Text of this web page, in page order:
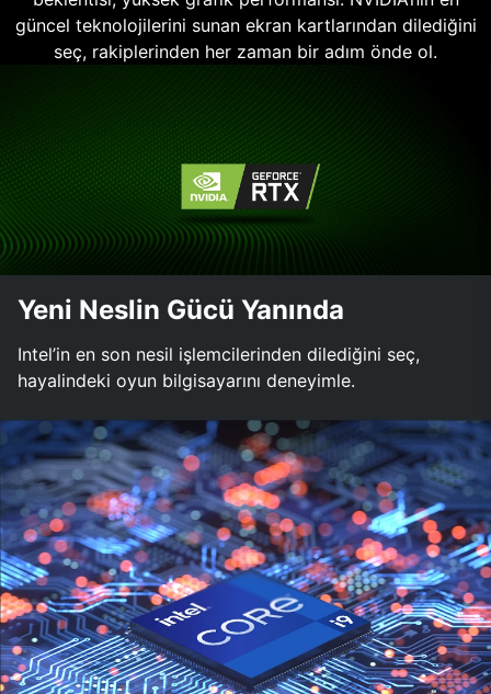
güncel teknolojilerini sunan ekran kartlarından dilediğini
seç, rakiplerinden her zaman bir adım önde ol.
Yeni Neslin Gücü Yanında
Intel’in en son nesil işlemcilerinden dilediğini seç,
hayalindeki oyun bilgisayarını deneyimle.